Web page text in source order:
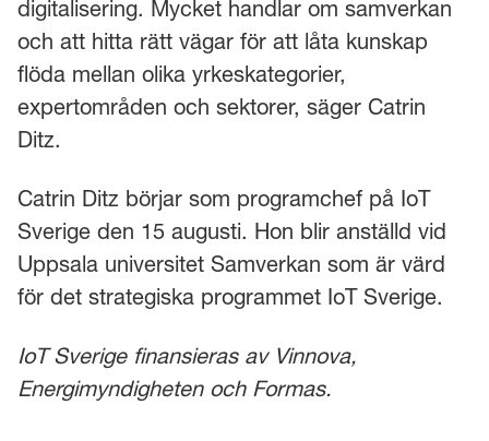
digitalisering. Mycket handlar om samverkan
och att hitta rätt vägar för att låta kunskap
flöda mellan olika yrkeskategorier,
expertområden och sektorer, säger Catrin
Ditz.
Catrin Ditz börjar som programchef på IoT
Sverige den 15 augusti. Hon blir anställd vid
Uppsala universitet Samverkan som är värd
för det strategiska programmet IoT Sverige.
IoT Sverige finansieras av Vinnova,
Energimyndigheten och Formas.